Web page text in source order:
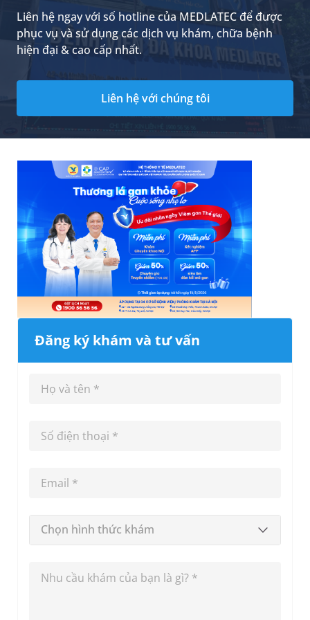
Liên hệ ngay với số hotline của MEDLATEC để được
phục vụ và sử dụng các dịch vụ khám, chữa bệnh
hiện đại & cao cấp nhất.
Liên hệ với chúng tôi
Đăng ký khám và tư vấn
Chọn hình thức khám